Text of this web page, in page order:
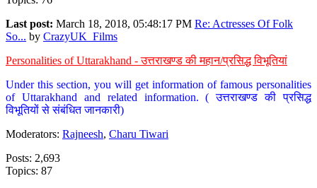
Last post: March 18, 2018, 05:48:17 PM Re: Actresses Of Folk
So... by CrazyUK_Films
Personalities of Uttarakhand - उत्तराखण्ड की महान/प्रसिद्ध विभूतियां
Under this section, you will get information of famous personalities
of Uttarakhand and related information. ( उत्तराखण्ड की प्रसिद्ध
विभूतियों से संबंधित जानकारी)
Moderators: Rajneesh, Charu Tiwari
Posts: 2,693
Topics: 87